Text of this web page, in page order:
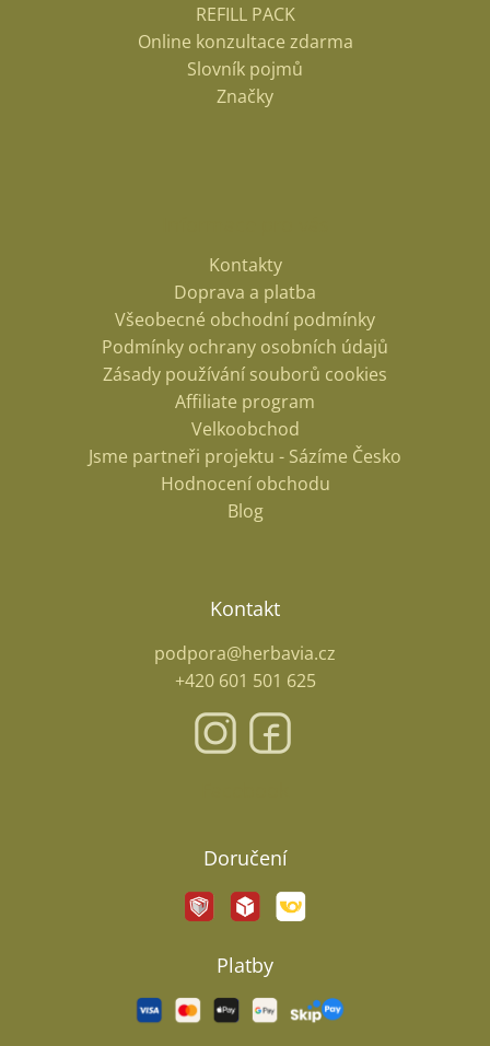
REFILL PACK
Online konzultace zdarma
Slovník pojmů
Značky
Kontakty
Doprava a platba
Všeobecné obchodní podmínky
Podmínky ochrany osobních údajů
Zásady používání souborů cookies
Affiliate program
Velkoobchod
Jsme partneři projektu - Sázíme Česko
Hodnocení obchodu
Blog
Kontakt
podpora@herbavia.cz
+420 601 501 625
Doručení
Platby